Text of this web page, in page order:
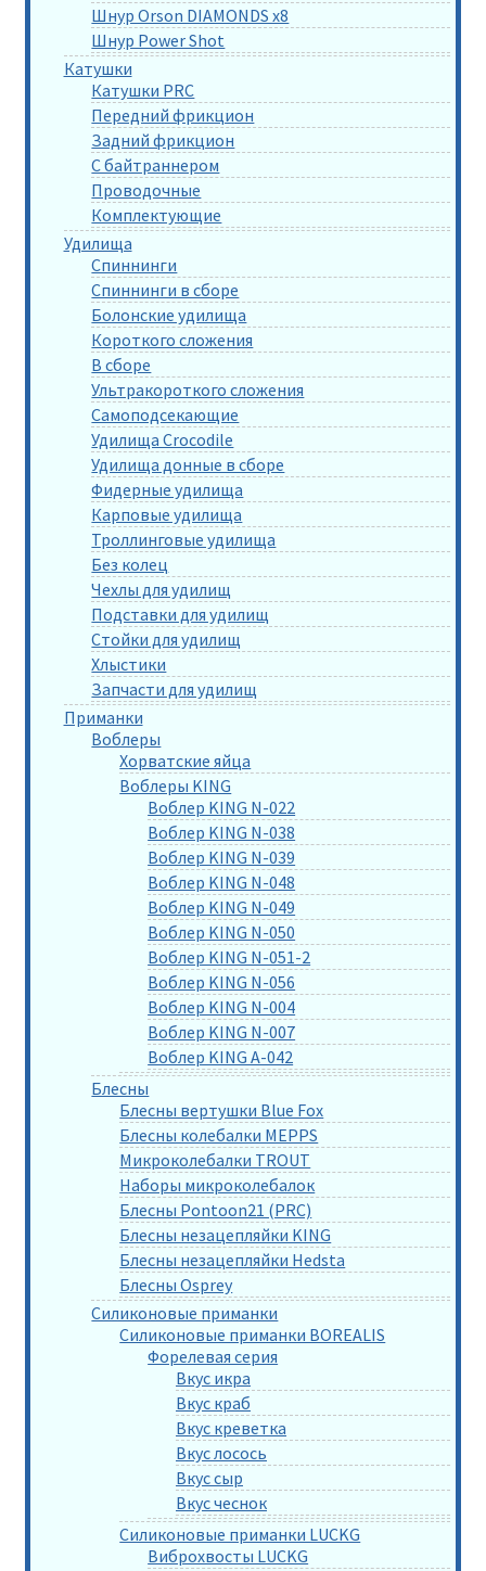
Шнур Orson DIAMONDS x8
Шнур Power Shot
Катушки
Катушки PRC
Передний фрикцион
Задний фрикцион
С байтраннером
Проводочные
Комплектующие
Удилища
Спиннинги
Спиннинги в сборе
Болонские удилища
Короткого сложения
В сборе
Ультракороткого сложения
Самоподсекающие
Удилища Crocodile
Удилища донные в сборе
Фидерные удилища
Карповые удилища
Троллинговые удилища
Без колец
Чехлы для удилищ
Подставки для удилищ
Стойки для удилищ
Хлыстики
Запчасти для удилищ
Приманки
Воблеры
Хорватские яйца
Воблеры KING
Воблер KING N-022
Воблер KING N-038
Воблер KING N-039
Воблер KING N-048
Воблер KING N-049
Воблер KING N-050
Воблер KING N-051-2
Воблер KING N-056
Воблер KING N-004
Воблер KING N-007
Воблер KING A-042
Блесны
Блесны вертушки Blue Fox
Блесны колебалки MEPPS
Микроколебалки TROUT
Наборы микроколебалок
Блесны Pontoon21 (PRC)
Блесны незацепляйки KING
Блесны незацепляйки Hedsta
Блесны Osprey
Силиконовые приманки
Силиконовые приманки BOREALIS
Форелевая серия
Вкус икра
Вкус краб
Вкус креветка
Вкус лосось
Вкус сыр
Вкус чеснок
Силиконовые приманки LUCKG
Виброхвосты LUCKG